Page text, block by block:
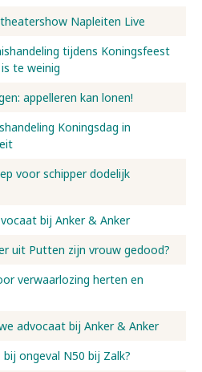
Napleiten Live
tijdens Koningsfeest
te weinig
appelleren kan lonen!
Koningsdag in
voor schipper dodelijk
bij Anker & Anker
uit Putten zijn vrouw gedood?
verwaarlozing herten en
advocaat bij Anker & Anker
ongeval N50 bij Zalk?